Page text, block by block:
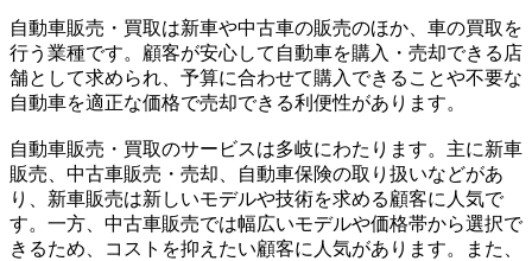
自動車販売・買取は新車や中古車の販売のほか、車の買取を
行う業種です。顧客が安心して自動車を購入・売却できる店
舗として求められ、予算に合わせて購入できることや不要な
自動車を適正な価格で売却できる利便性があります。
自動車販売・買取のサービスは多岐にわたります。主に新車
販売、中古車販売・売却、自動車保険の取り扱いなどがあ
り、新車販売は新しいモデルや技術を求める顧客に人気で
す。一方、中古車販売では幅広いモデルや価格帯から選択で
きるため、コストを抑えたい顧客に人気があります。また、